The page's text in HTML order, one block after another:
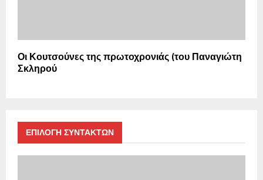
Οι Κουτσούνες της πρωτοχρονιάς (του Παναγιώτη
Σκληρού
ΕΠΙΛΟΓΗ ΣΥΝΤΑΚΤΩΝ